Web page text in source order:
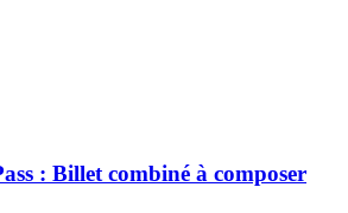
: Billet combiné à composer